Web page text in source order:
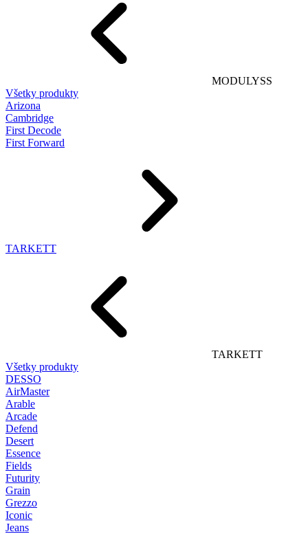
MODULYSS
Všetky produkty
Arizona
Cambridge
First Decode
First Forward
TARKETT
TARKETT
Všetky produkty
DESSO
AirMaster
Arable
Arcade
Defend
Desert
Essence
Fields
Futurity
Grain
Grezzo
Iconic
Jeans